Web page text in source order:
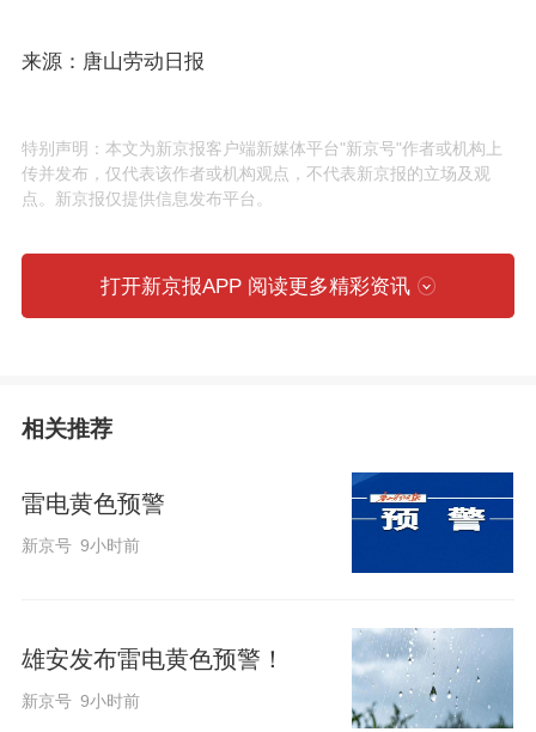
来源：唐山劳动日报
特别声明：本文为新京报客户端新媒体平台"新京号"作者或机构上
传并发布，仅代表该作者或机构观点，不代表新京报的立场及观
点。新京报仅提供信息发布平台。
打开新京报APP 阅读更多精彩资讯
相关推荐
雷电黄色预警
新京号 9小时前
雄安发布雷电黄色预警！
新京号 9小时前